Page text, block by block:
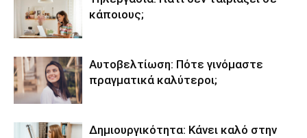
κάποιους;
Αυτοβελτίωση: Πότε γινόμαστε
πραγματικά καλύτεροι;
Δημιουργικότητα: Κάνει καλό στην